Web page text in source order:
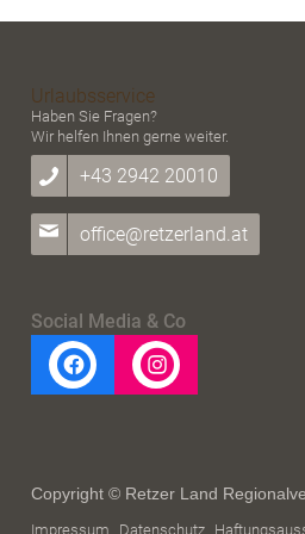
Urlaubsservice
Haben Sie Fragen?
Wir helfen Ihnen gerne weiter.
+43 2942 20010
office@retzerland.at
Social Media & Co
Copyright © Retzer Land
Impressum Datenschutz